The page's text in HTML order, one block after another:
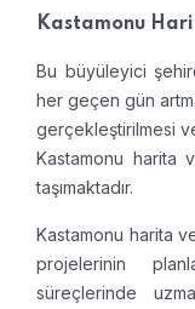
Kastamonu
Bu büyüleyici
her geçen gün
gerçekleştirilmesi
Kastamonu harita
taşımaktadır.
Kastamonu harita
projelerinin
süreçlerinde